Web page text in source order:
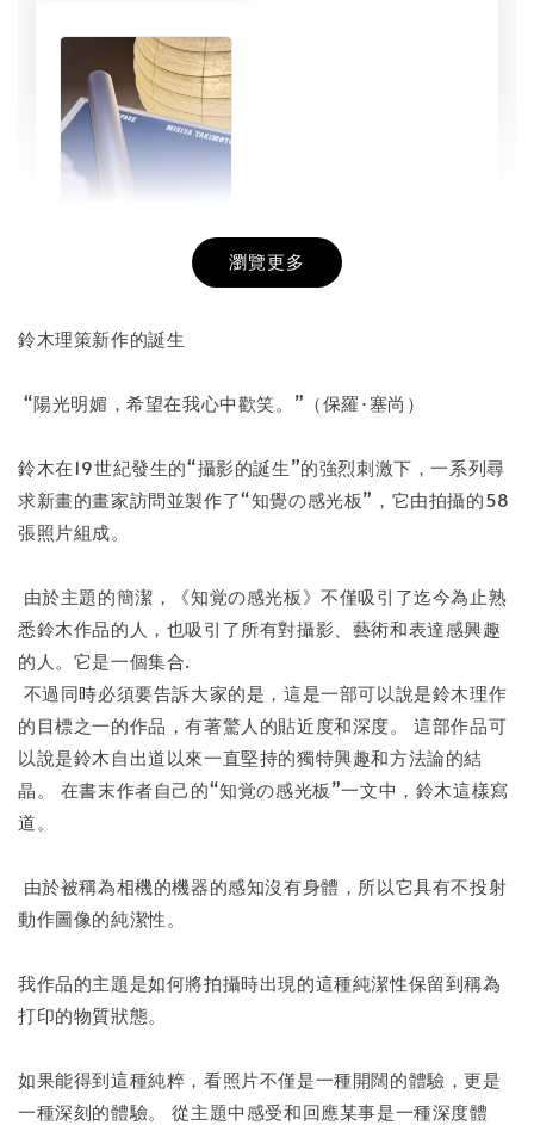
NT$ 50
-
瀏覽更多
鈴木理策新作的誕生
“陽光明媚，希望在我心中歡笑。”（保羅·塞尚）
鈴木在19世紀發生的“攝影的誕生”的強烈刺激下，一系列尋
求新畫的畫家訪問並製作了“知覺の感光板”，它由拍攝的58
張照片組成。
由於主題的簡潔，《知覚の感光板》不僅吸引了迄今為止熟
悉鈴木作品的人，也吸引了所有對攝影、藝術和表達感興趣
的人。它是一個集合.
不過同時必須要告訴大家的是，這是一部可以說是鈴木理作
的目標之一的作品，有著驚人的貼近度和深度。 這部作品可
以說是鈴木自出道以來一直堅持的獨特興趣和方法論的結
晶。 在書末作者自己的“知覚の感光板”一文中，鈴木這樣寫
道。
由於被稱為相機的機器的感知沒有身體，所以它具有不投射
動作圖像的純潔性。
我作品的主題是如何將拍攝時出現的這種純潔性保留到稱為
打印的物質狀態。
如果能得到這種純粹，看照片不僅是一種開闊的體驗，更是
一種深刻的體驗。 從主題中感受和回應某事是一種深度體